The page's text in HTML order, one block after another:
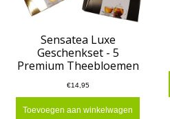
Sensatea Luxe
Geschenkset - 5
Premium Theebloemen
€14,95
Toevoegen aan winkelwagen